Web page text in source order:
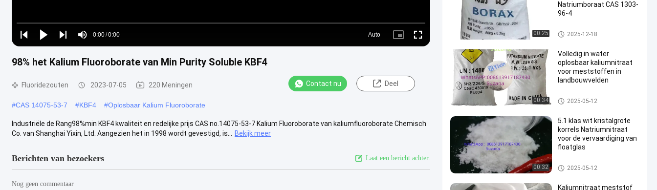
Play
Play
Play
Mute
Time
0:00/0:00
Loaded:
0%
Auto
Picture- Fullscreen
98% het Kalium Fluoroborate van Min Purity Soluble KBF4
Fluoridezouten 2023-07-05 220 Meningen Contact nu Deel
#CAS 14075-53-7 #KBF4 #Oplosbaar Kalium Fluoroborate
Industriële de Rang98%min KBF4 kwaliteit en redelijke prijs CAS no.14075-53-7 Kalium Fluoroborate van kaliumfluoroborate Chemisch
Co. van Shanghai Yixin, Ltd. Aangezien het in 1998 wordt gevestigd, is...
Bekijk meer
Berichten van bezoekers Laat een bericht achter.
Nog geen commentaar
00:25
Natriumboraat CAS 1303-
96-4
Borax Decahydrate
2025-12-18
00:34
Volledig in water
oplosbaar kaliumnitraat
voor meststoffen in
landbouwvelden
Potassium Nitrate
2025-05-12
00:32
5.1 klas wit kristalgrote
korrels Natriumnitraat
voor de vervaardiging van
floatglas
Sodium Nitrate
2025-05-12
Kaliumnitraat meststof